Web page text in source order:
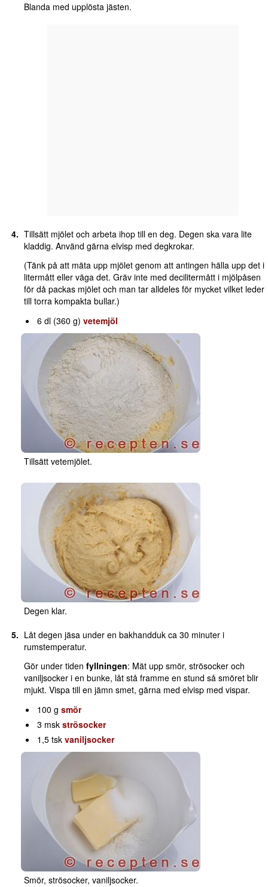
Blanda med upplösta jästen.
Tillsätt mjölet och arbeta ihop till en deg. Degen ska vara lite
kladdig. Använd gärna elvisp med degkrokar.
(Tänk på att mäta upp mjölet genom att antingen hälla upp det i
litermått eller väga det. Gräv inte med decilitermått i mjölpåsen
för då packas mjölet och man tar alldeles för mycket vilket leder
till torra kompakta bullar.)
6 dl (360 g)vetemjöl
Tillsätt vetemjölet.
Degen klar.
Låt degen jäsa under en bakhandduk ca 30 minuter i
rumstemperatur.
Gör under tiden fyllningen: Mät upp smör, strösocker och
vaniljsocker i en bunke, låt stå framme en stund så smöret blir
mjukt. Vispa till en jämn smet, gärna med elvisp med vispar.
100 gsmör
3 mskströsocker
1,5 tskvaniljsocker
Smör, strösocker, vaniljsocker.